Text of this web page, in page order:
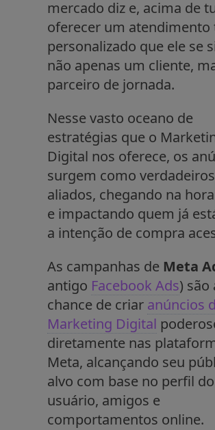
mercado diz e, acima de
oferecer um atendimento
personalizado que ele se
não apenas um cliente,
parceiro de jornada.
Nesse vasto oceano de
estratégias que o
Digital nos oferece, os
surgem como verdadeiros
aliados, chegando na
e impactando quem já
a intenção de compra
As campanhas de Meta
antigo Facebook Ads) são
chance de criar anúncios
Marketing Digital
diretamente nas
Meta, alcançando seu
alvo com base no perfil do
usuário, amigos e
comportamentos online.